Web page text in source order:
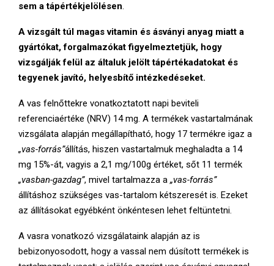
sem a tápértékjelölésen.
A vizsgált túl magas vitamin és ásványi anyag miatt a
gyártókat, forgalmazókat figyelmeztetjük, hogy
vizsgálják felül az általuk jelölt tápértékadatokat és
tegyenek javító, helyesbítő intézkedéseket.
A vas felnőttekre vonatkoztatott napi beviteli
referenciaértéke (NRV) 14 mg. A termékek vastartalmának
vizsgálata alapján megállapítható, hogy 17 termékre igaz a
„vas-forrás”állítás, hiszen vastartalmuk meghaladta a 14
mg 15%-át, vagyis a 2,1 mg/100g értéket, sőt 11 termék
„vasban-gazdag”, mivel tartalmazza a „vas-forrás”
állításhoz szükséges vas-tartalom kétszeresét is. Ezeket
az állításokat egyébként önkéntesen lehet feltüntetni.
A vasra vonatkozó vizsgálataink alapján az is
bebizonyosodott, hogy a vassal nem dúsított termékek is